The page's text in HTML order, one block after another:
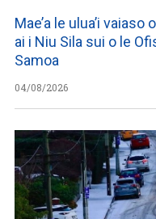
Mae’a le ulua’i
ai i Niu Sila sui o le
Samoa
04/08/2026